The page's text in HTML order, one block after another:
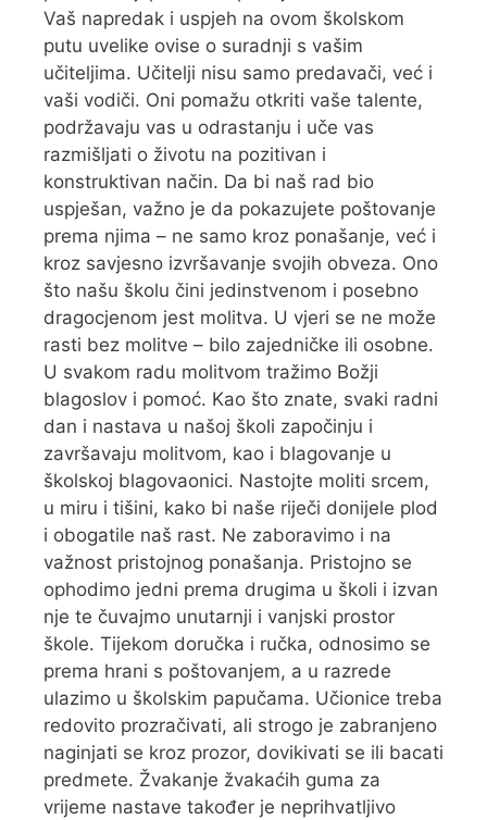
Vaš napredak i uspjeh na ovom školskom
putu uvelike ovise o suradnji s vašim
učiteljima. Učitelji nisu samo predavači, već i
vaši vodiči. Oni pomažu otkriti vaše talente,
podržavaju vas u odrastanju i uče vas
razmišljati o životu na pozitivan i
konstruktivan način. Da bi naš rad bio
uspješan, važno je da pokazujete poštovanje
prema njima – ne samo kroz ponašanje, već i
kroz savjesno izvršavanje svojih obveza. Ono
što našu školu čini jedinstvenom i posebno
dragocjenom jest molitva. U vjeri se ne može
rasti bez molitve – bilo zajedničke ili osobne.
U svakom radu molitvom tražimo Božji
blagoslov i pomoć. Kao što znate, svaki radni
dan i nastava u našoj školi započinju i
završavaju molitvom, kao i blagovanje u
školskoj blagovaonici. Nastojte moliti srcem,
u miru i tišini, kako bi naše riječi donijele plod
i obogatile naš rast. Ne zaboravimo i na
važnost pristojnog ponašanja. Pristojno se
ophodimo jedni prema drugima u školi i izvan
nje te čuvajmo unutarnji i vanjski prostor
škole. Tijekom doručka i ručka, odnosimo se
prema hrani s poštovanjem, a u razrede
ulazimo u školskim papučama. Učionice treba
redovito prozračivati, ali strogo je zabranjeno
naginjati se kroz prozor, dovikivati se ili bacati
predmete. Žvakanje žvakaćih guma za
vrijeme nastave također je neprihvatljivo